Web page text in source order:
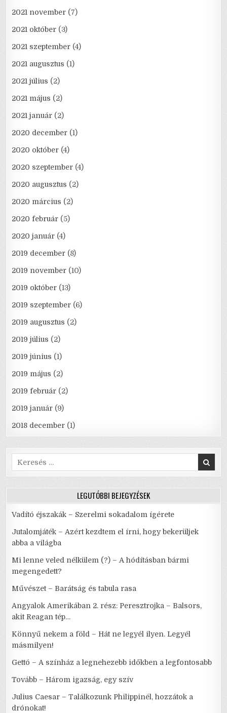
2021 november (7)
2021 október (3)
2021 szeptember (4)
2021 augusztus (1)
2021 július (2)
2021 május (2)
2021 január (2)
2020 december (1)
2020 október (4)
2020 szeptember (4)
2020 augusztus (2)
2020 március (2)
2020 február (5)
2020 január (4)
2019 december (8)
2019 november (10)
2019 október (13)
2019 szeptember (6)
2019 augusztus (2)
2019 július (2)
2019 június (1)
2019 május (2)
2019 február (2)
2019 január (9)
2018 december (1)
Search
for:
LEGUTÓBBI BEJEGYZÉSEK
Vadító éjszakák – Szerelmi sokadalom ígérete
Jutalomjáték – Azért kezdtem el írni, hogy bekerüljek
abba a világba
Mi lenne veled nélkülem (?) – A hódításban bármi
megengedett?
Művészet – Barátság és tabula rasa
Angyalok Amerikában 2. rész: Peresztrojka – Balsors,
akit Reagan tép…
Könnyű nekem a föld – Hát ne legyél ilyen. Legyél
másmilyen!
Gettó – A színház a legnehezebb időkben a legfontosabb
Tovább – Három igazság, egy szív
Julius Caesar – Találkozunk Philippinél, hozzátok a
drónokat!